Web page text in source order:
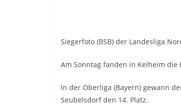
Siegerfoto (BSB) der Landesliga
Am Sonntag fanden in Kelheim
In der Oberliga (Bayern) gewann
Seubelsdorf den 14. Platz.